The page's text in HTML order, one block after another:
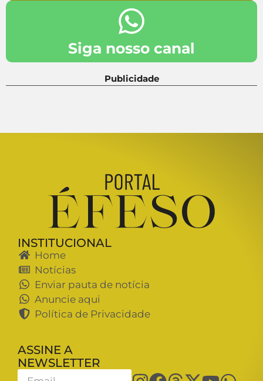
Siga nosso canal
Publicidade
INSTITUCIONAL
Home
Notícias
Enviar pauta de notícia
Anuncie aqui
Política de Privacidade
ASSINE A
NEWSLETTER